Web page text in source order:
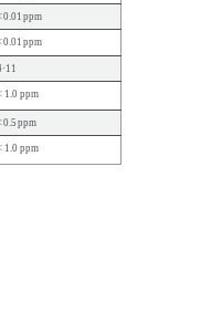
0.01 ppm
0.01 ppm
1.0 ppm
0.5 ppm
1.0 ppm